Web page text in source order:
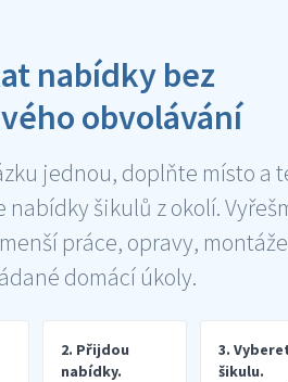
nabídky bez
obvolávání
jednou, doplňte místo a
nabídky šikulů z okolí.
práce, opravy,
domácí úkoly.
2. Přijdou
nabídky.
3.
šikulu.